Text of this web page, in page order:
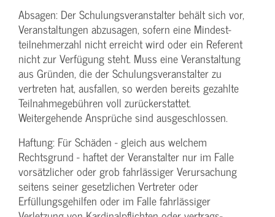
Absagen: Der Schulungs­veranstalter behält sich vor,
Veranstaltungen abzusagen, sofern eine Mindest­
teilnehmerzahl nicht erreicht wird oder ein Referent
nicht zur Verfügung steht. Muss eine Veranstaltung
aus Gründen, die der Schulungs­veranstalter zu
vertreten hat, ausfallen, so werden bereits gezahlte
Teilnahme­gebühren voll zurückerstattet.
Weitergehende Ansprüche sind ausgeschlossen.
Haftung: Für Schäden - gleich aus welchem
Rechtsgrund - haftet der Veranstalter nur im Falle
vorsätzlicher oder grob fahrlässiger Verursachung
seitens seiner gesetzlichen Vertreter oder
Erfüllungsgehilfen oder im Falle fahrlässiger